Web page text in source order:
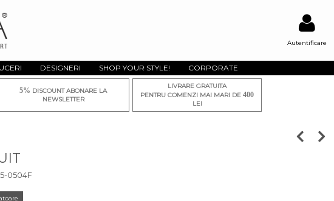
Autentificare
DESIGNERI SHOP YOUR STYLE! CORPORATE
5% DISCOUNT ABONARE LA
NEWSLETTER
LIVRARE GRATUITA
PENTRU COMENZI MAI MARI DE 400
LEI
0504F